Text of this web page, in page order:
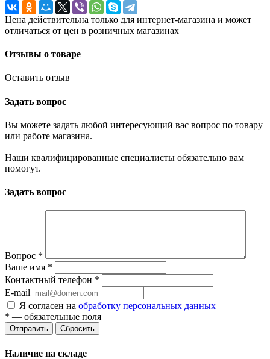
Цена действительна только для интернет-магазина и может
отличаться от цен в розничных магазинах
Отзывы о товаре
Оставить отзыв
Задать вопрос
Вы можете задать любой интересующий вас вопрос по товару
или работе магазина.
Наши квалифицированные специалисты обязательно вам
помогут.
Задать вопрос
Вопрос *
Ваше имя *
Контактный телефон *
E-mail
Я согласен на обработку персональных данных
* — обязательные поля
Сбросить
Наличие на складе